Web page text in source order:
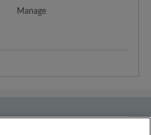
Manage